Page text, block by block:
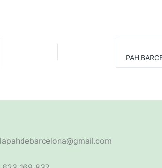
lapahdebarcelona@gmail.com